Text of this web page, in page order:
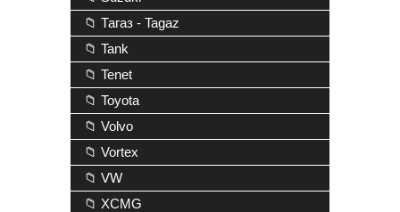
📁 Тагаз - Tagaz
📁 Tank
📁 Tenet
📁 Toyota
📁 Volvo
📁 Vortex
📁 VW
📁 XCMG